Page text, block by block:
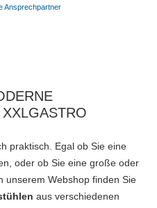
Ansprechpartner
praktisch. Egal ob Sie eine
oder ob Sie eine große oder
unserem Webshop finden Sie
aus verschiedenen